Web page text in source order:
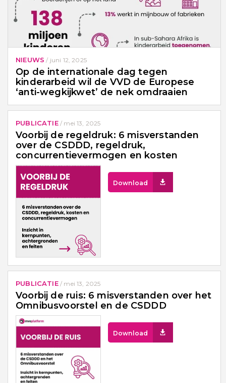
NIEUWS / juni 12, 2025
Op de internationale dag tegen
kinderarbeid wil de VVD de Europese
‘anti-wegkijkwet’ de nek omdraaien
PUBLICATIE/ mei 13, 2025
Voorbij de regeldruk: 6 misverstanden
over de CSDDD, regeldruk,
concurrentievermogen en kosten
Download
PUBLICATIE/ mei 13, 2025
Voorbij de ruis: 6 misverstanden over het
Omnibusvoorstel en de CSDDD
Download